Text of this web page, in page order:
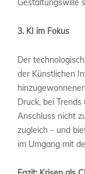
Gestaltungswille
3. KI im Fokus
Der
der Künstlichen
Druck, bei
Anschluss nicht
zugleich – und
im Umgang mit